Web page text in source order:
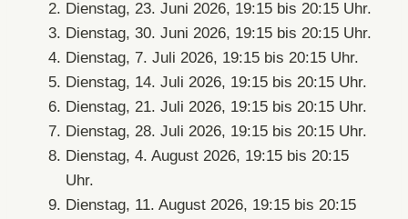
Dienstag, 23. Juni 2026, 19:15 bis 20:15 Uhr.
Dienstag, 30. Juni 2026, 19:15 bis 20:15 Uhr.
Dienstag, 7. Juli 2026, 19:15 bis 20:15 Uhr.
Dienstag, 14. Juli 2026, 19:15 bis 20:15 Uhr.
Dienstag, 21. Juli 2026, 19:15 bis 20:15 Uhr.
Dienstag, 28. Juli 2026, 19:15 bis 20:15 Uhr.
Dienstag, 4. August 2026, 19:15 bis 20:15
Uhr.
Dienstag, 11. August 2026, 19:15 bis 20:15